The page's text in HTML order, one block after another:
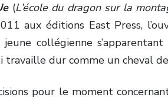
(L’école du dragon sur la
aux éditions East Press,
collégienne
travaille dur comme un cheval
pour le moment